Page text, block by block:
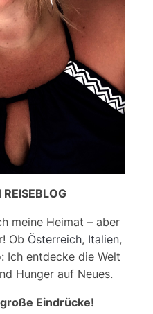
REISEBLOG
meine Heimat – aber
Ob Österreich, Italien,
Ich entdecke die Welt
Hunger auf Neues.
Eindrücke!